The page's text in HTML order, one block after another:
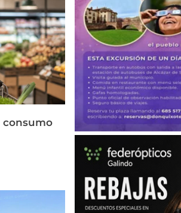
consumo